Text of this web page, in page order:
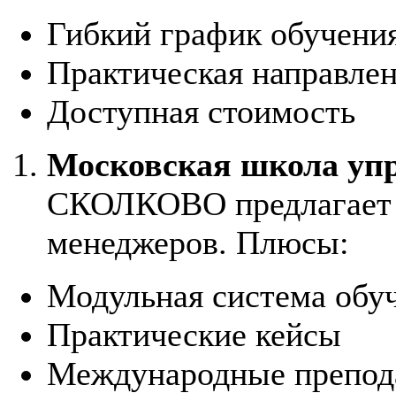
Гибкий график
Практическая
Доступная стоимость
Московская школа
СКОЛКОВО предлагает
менеджеров. Плюсы:
Модульная система
Практические кейсы
Международные